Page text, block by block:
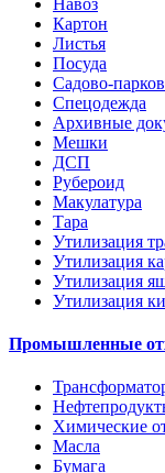
Картон
Листья
Посуда
Садово-
Спецодежда
Архивные
Мешки
ДСП
Рубероид
Макулатура
Тара
Утилизация
Утилизация
Утилизация
Утилизация
Промышленные
Химические
Масла
Бумага